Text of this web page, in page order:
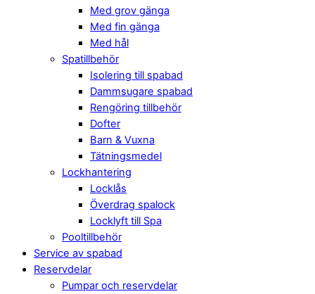
Med grov gänga
Med fin gänga
Med hål
Spatillbehör
Isolering till spabad
Dammsugare spabad
Rengöring tillbehör
Dofter
Barn & Vuxna
Tätningsmedel
Lockhantering
Locklås
Överdrag spalock
Locklyft till Spa
Pooltillbehör
Service av spabad
Reservdelar
Pumpar och reservdelar